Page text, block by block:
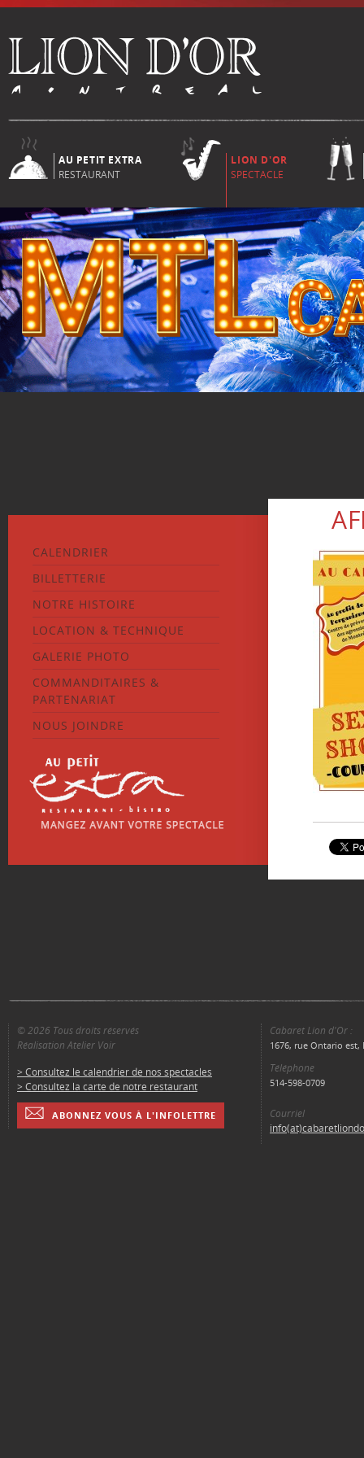
AU PETIT EXTRA
RESTAURANT
LION D'OR
SPECTACLE
CALENDRIER
BILLETTERIE
NOTRE HISTOIRE
LOCATION & TECHNIQUE
GALERIE PHOTO
COMMANDITAIRES &
PARTENARIAT
NOUS JOINDRE
© 2026 Tous droits réservés
Réalisation Atelier Voir
> Consultez le calendrier de nos spectacles
> Consultez la carte de notre restaurant
ABONNEZ VOUS À L'INFOLETTRE
Cabaret Lion d'Or :
1676, rue Ontario est,
Téléphone
514-598-0709
Courriel